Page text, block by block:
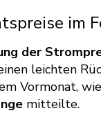
im
der
leichten
Vormonat,
mitteilte.